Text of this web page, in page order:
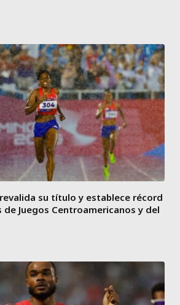
su título y establece récord
Juegos Centroamericanos y del